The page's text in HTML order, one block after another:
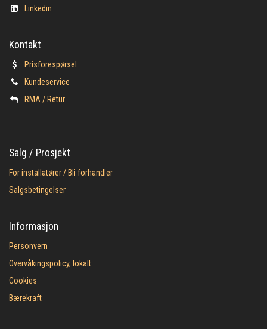
Linkedin
Kontakt
Prisforespørsel
Kundeservice
​RMA / Retur
Salg / Prosjekt
For installatører / Bli forhandler
Salgsbetingelser
Informasjon
Personvern
Overvåkingspolicy, lokalt
Cookies
Bærekraft